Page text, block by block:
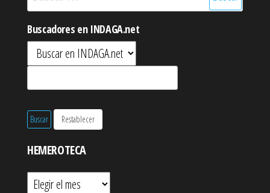
Buscadores en INDAGA.net
HEMEROTECA
Hemeroteca